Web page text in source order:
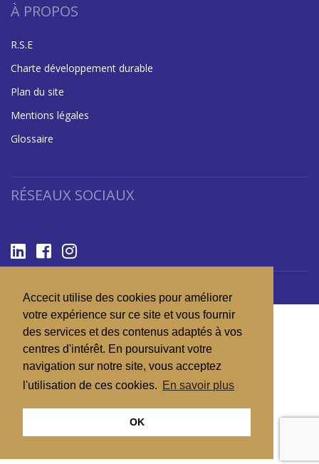
Accecit utilise des cookies pour améliorer
votre expérience sur ce site et vous fournir
des services et des contenus adaptés à vos
centres d'intérêt. En poursuivant votre
navigation sur notre site, vous acceptez
l'utilisation de ces cookies. En savoir plus
OK
À PROPOS
R.S.E
Charte développement durable
Plan du site
Mentions légales
Glossaire
RÉSEAUX SOCIAUX